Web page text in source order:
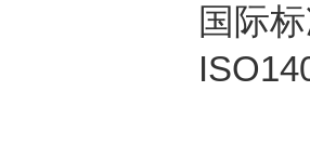
国际